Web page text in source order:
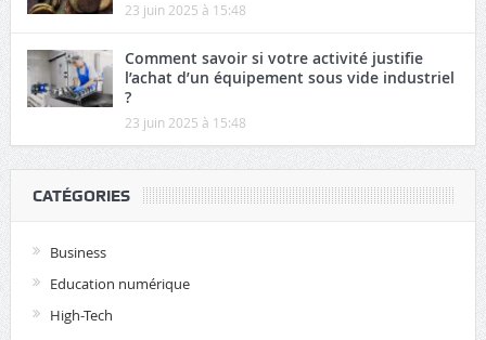
23 juin 2025 à 15:48
Comment savoir si votre activité justifie
l’achat d’un équipement sous vide industriel
?
23 juin 2025 à 15:48
CATÉGORIES
Business
Education numérique
High-Tech